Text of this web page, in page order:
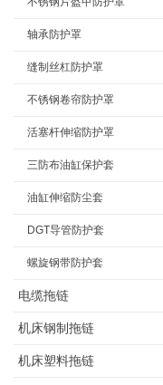
轴承防护罩
缝制丝杠防护罩
不锈钢卷帘防护罩
活塞杆伸缩防护罩
三防布油缸保护套
油缸伸缩防尘套
DGT导管防护套
螺旋钢带防护套
电缆拖链
机床钢制拖链
机床塑料拖链